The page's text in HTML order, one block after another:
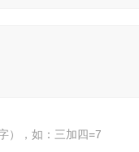
），如：三加四=7